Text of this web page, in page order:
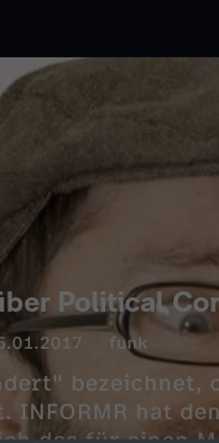
Political
funk
bezeichnet,
INFORMR hat